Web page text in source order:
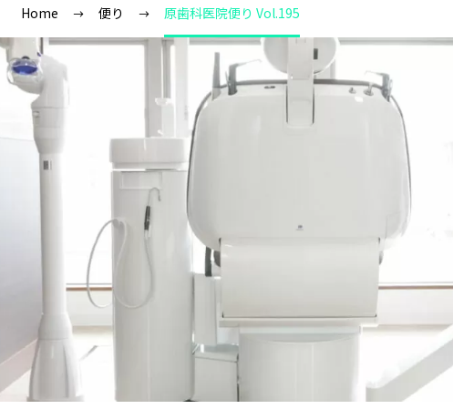
Home 便り 原歯科医院便り Vol.195